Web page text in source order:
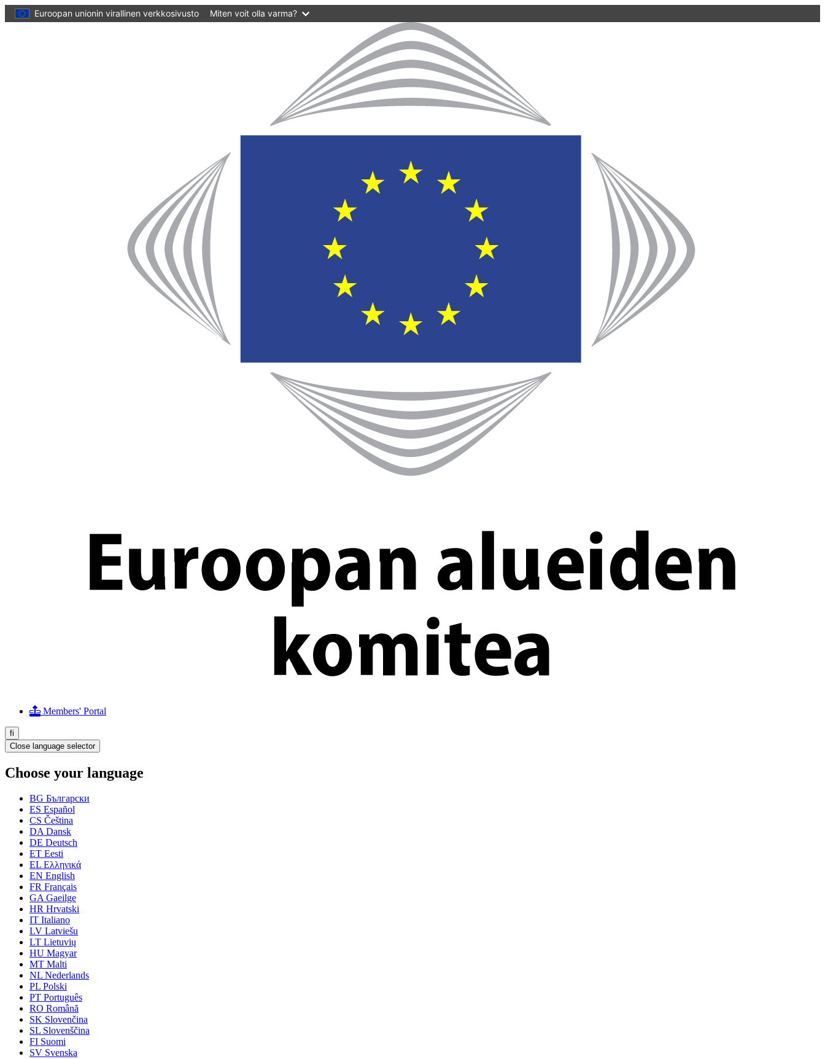
pääsisältöönEuroopan unionin virallinen verkkosivusto
Miten voit olla varma?
Members' Portal
fi
Close language selector
Choose your language
BG Български
ES Español
CS Čeština
DADansk
DE Deutsch
ET Eesti
EL Ελληνικά
EN English
FR Français
GAGaeilge
HR Hrvatski
IT Italiano
LV Latviešu
LT Lietuvių
HU Magyar
MT Malti
NL Nederlands
PL Polski
PT Português
RO Română
SK Slovenčina
SL Slovenščina
FI Suomi
SV Svenska